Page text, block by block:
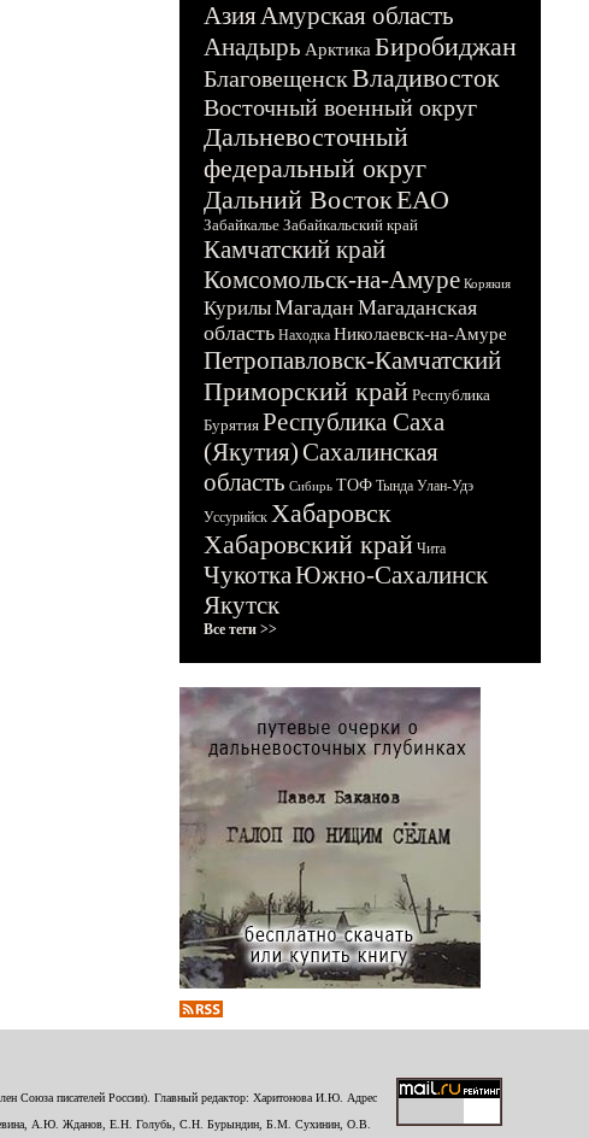
АзияАмурская область
Анадырь Арктика Биробиджан
БлаговещенскВладивосток
Восточный военный округ
Дальневосточный
федеральный округ
Дальний ВостокЕАО
Забайкалье Забайкальский край
Камчатский край
Комсомольск-на-Амуре Корякия
КурилыМагадан Магаданская
область Находка Николаевск-на-Амуре
Петропавловск-Камчатский
Приморский край Республика
Бурятия Республика Саха
(Якутия)Сахалинская
область Сибирь ТОФ Тында Улан-Удэ
Уссурийск Хабаровск
Хабаровский край Чита
ЧукоткаЮжно-Сахалинск
Якутск
Все теги >>
Союза писателей России). Главный редактор: Харитонова И.Ю. Адрес
А.Ю. Жданов, Е.Н. Голубь, С.Н. Бурындин, Б.М. Сухинин, О.В.